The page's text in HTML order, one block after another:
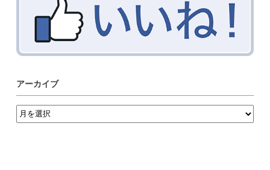
アーカイブ
ア
ー
カ